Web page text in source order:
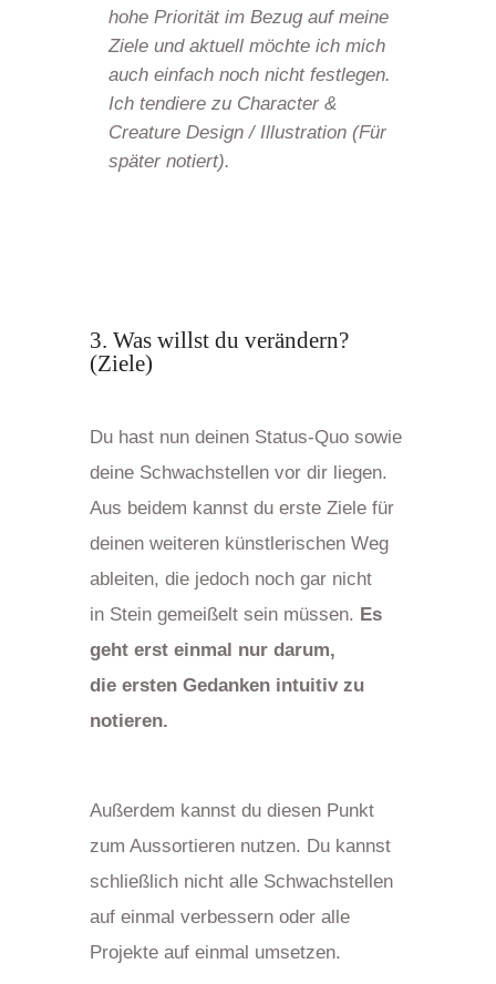
hohe Priorität im Bezug auf meine
Ziele und aktuell möchte ich mich
auch einfach noch nicht festlegen.
Ich tendiere zu Character &
Creature Design / Illustration (Für
später notiert).
3. Was willst du verändern?
(Ziele)
Du hast nun deinen Status-Quo sowie
deine Schwachstellen vor dir liegen.
Aus beidem kannst du erste Ziele für
deinen weiteren künstlerischen Weg
ableiten, die jedoch noch gar nicht
in Stein gemeißelt sein müssen. Es
geht erst einmal nur darum,
die ersten Gedanken intuitiv zu
notieren.
Außerdem kannst du diesen Punkt
zum Aussortieren nutzen. Du kannst
schließlich nicht alle Schwachstellen
auf einmal verbessern oder alle
Projekte auf einmal umsetzen.